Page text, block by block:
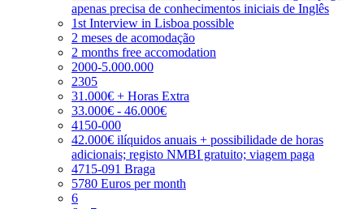
apenas precisa de conhecimentos iniciais de Inglês
1st Interview in Lisboa possible
2 meses de acomodação
2 months free accomodation
2000-5.000.000
2305
31.000€ + Horas Extra
33.000€ - 46.000€
4150-000
42.000€ ilíquidos anuais + possibilidade de horas
adicionais; registo NMBI gratuito; viagem paga
4715-091 Braga
5780 Euros per month
6